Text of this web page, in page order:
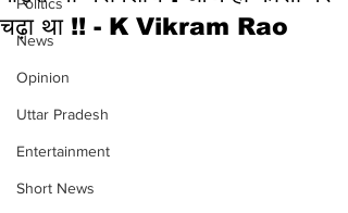
News
Opinion
Uttar Pradesh
Entertainment
Short News
चढ़ा था !! - K Vikram Rao